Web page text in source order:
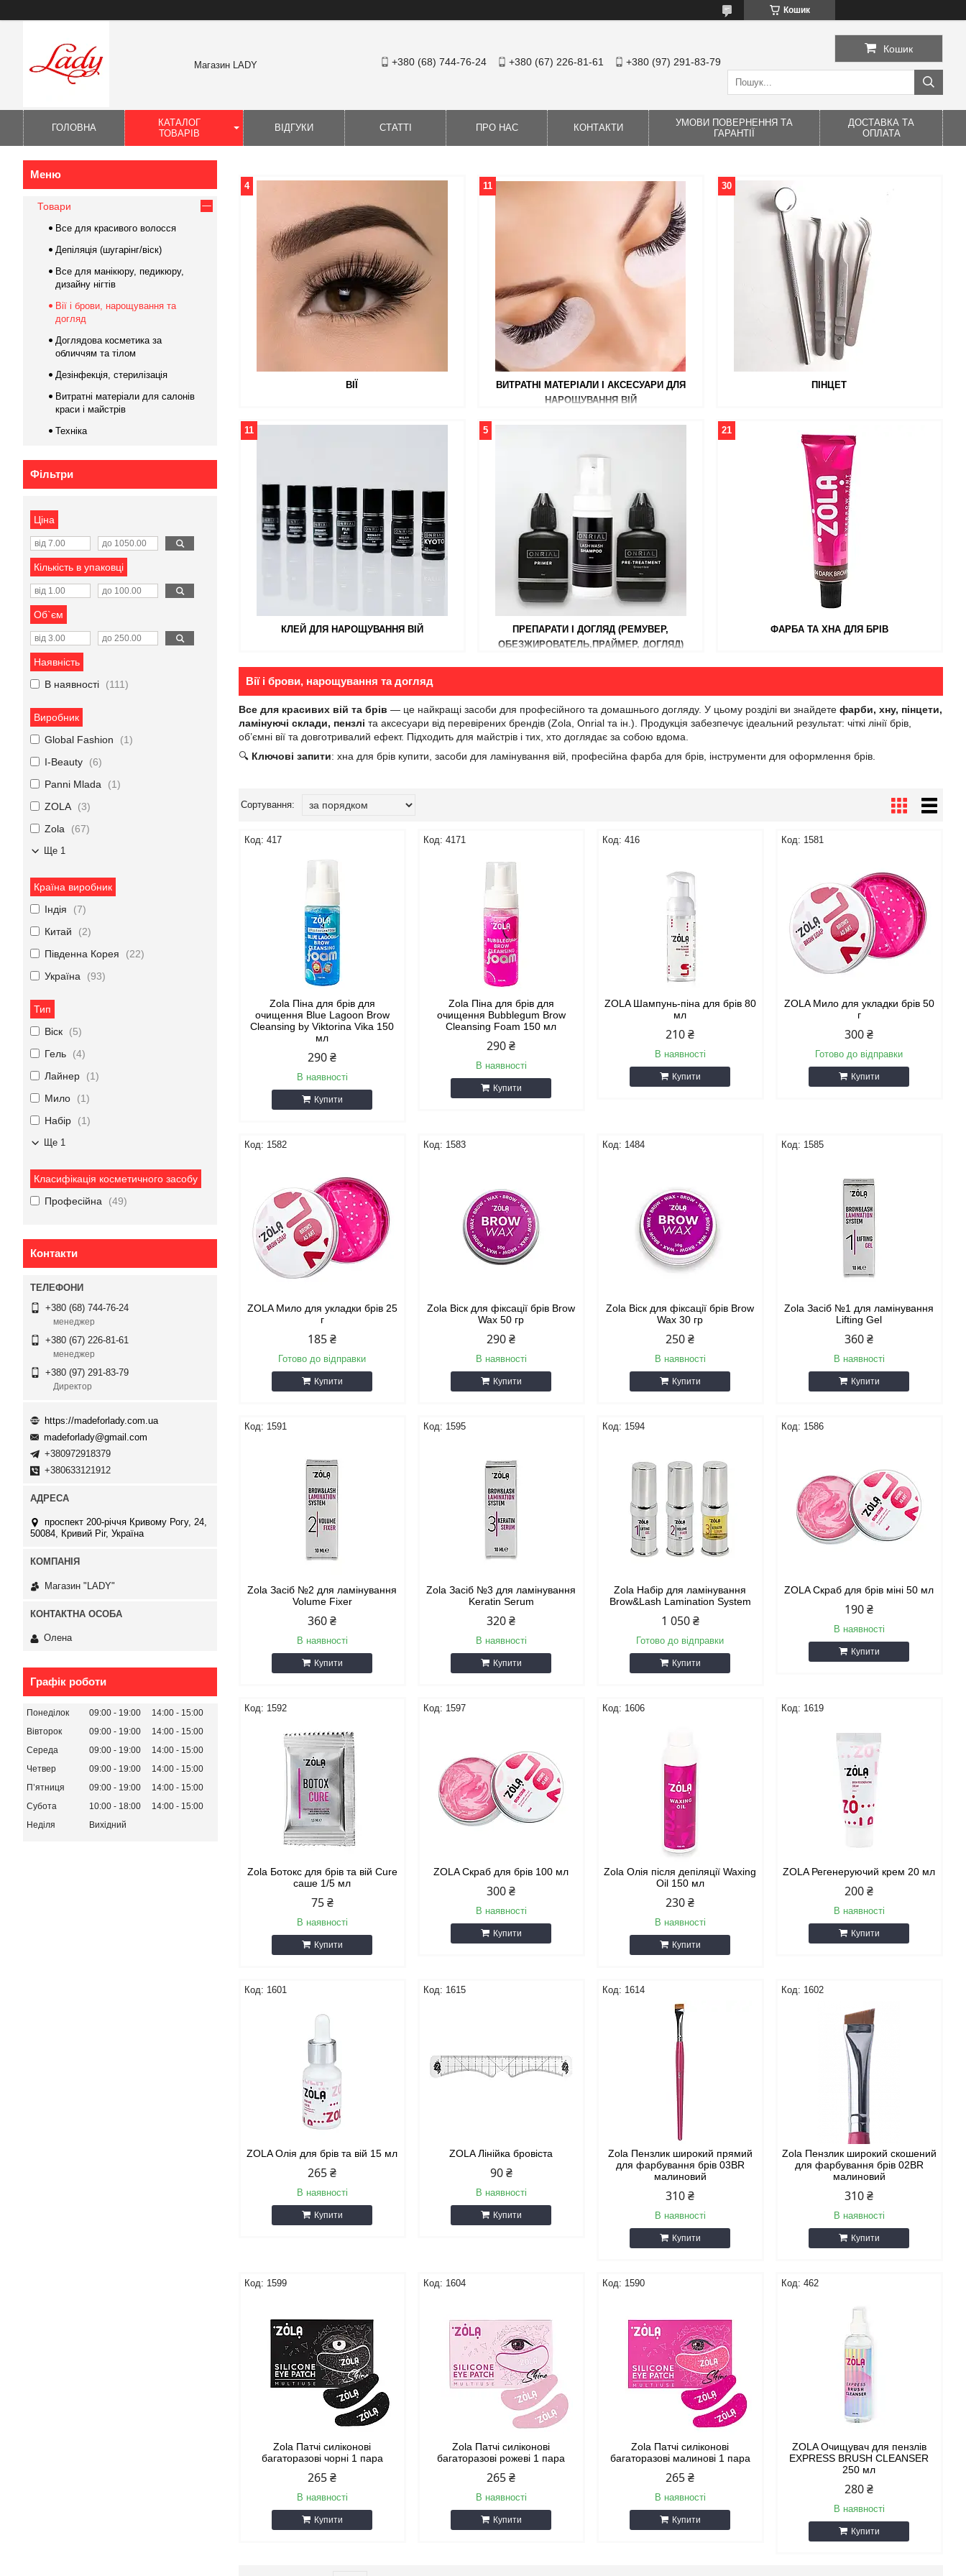
Кошик
Магазин LADY +380 (68) 744-76-24 +380 (67) 226-81-61 +380 (97) 291-83-79
Кошик
ГОЛОВНА
КАТАЛОГ
ТОВАРІВ
ВІДГУКИ СТАТТІ ПРО НАС КОНТАКТИ
УМОВИ ПОВЕРНЕННЯ ТА
ГАРАНТІЇ
ДОСТАВКА ТА
ОПЛАТА
ВІЇ
4
ВИТРАТНІ МАТЕРІАЛИ І АКСЕСУАРИ ДЛЯ
НАРОЩУВАННЯ ВІЙ
11
ПІНЦЕТ
30
КЛЕЙ ДЛЯ НАРОЩУВАННЯ ВІЙ
11
ПРЕПАРАТИ І ДОГЛЯД (РЕМУВЕР,
ОБЕЗЖИРОВАТЕЛЬ,ПРАЙМЕР, ДОГЛЯД)
5
ФАРБА ТА ХНА ДЛЯ БРІВ
21
Вії і брови, нарощування та догляд
Все для красивих вій та брів — це найкращі засоби для професійного та домашнього догляду. У цьому розділі ви знайдете фарби, хну, пінцети,
ламінуючі склади, пензлі та аксесуари від перевірених брендів (Zola, Onrial та ін.). Продукція забезпечує ідеальний результат: чіткі лінії брів,
об’ємні вії та довготривалий ефект. Підходить для майстрів і тих, хто доглядає за собою вдома.
🔍 Ключові запити: хна для брів купити, засоби для ламінування вій, професійна фарба для брів, інструменти для оформлення брів.
417
Zola Піна для брів для
очищення Blue Lagoon Brow
Cleansing by Viktorina Vika 150
мл
290 ₴
В наявності
Купити
4171
Zola Піна для брів для
очищення Bubblegum Brow
Cleansing Foam 150 мл
290 ₴
В наявності
Купити
416
ZOLA Шампунь-піна для брів 80
мл
210 ₴
В наявності
Купити
1581
ZOLA Мило для укладки брів 50
г
300 ₴
Готово до відправки
Купити
1582
ZOLA Мило для укладки брів 25
г
185 ₴
Готово до відправки
Купити
1583
Zola Віск для фіксації брів Brow
Wax 50 гр
290 ₴
В наявності
Купити
1484
Zola Віск для фіксації брів Brow
Wax 30 гр
250 ₴
В наявності
Купити
1585
Zola Засіб №1 для ламінування
Lifting Gel
360 ₴
В наявності
Купити
1591
Zola Засіб №2 для ламінування
Volume Fixer
360 ₴
В наявності
Купити
1595
Zola Засіб №3 для ламінування
Keratin Serum
320 ₴
В наявності
Купити
1594
Zola Набір для ламінування
Brow&Lash Lamination System
1 050 ₴
Готово до відправки
Купити
1586
ZOLA Скраб для брів міні 50 мл
190 ₴
В наявності
Купити
1592
Zola Ботокс для брів та вій Cure
саше 1/5 мл
75 ₴
В наявності
Купити
1597
ZOLA Скраб для брів 100 мл
300 ₴
В наявності
Купити
1606
Zola Олія після депіляції Waxing
Oil 150 мл
230 ₴
В наявності
Купити
1619
ZOLA Регенеруючий крем 20 мл
200 ₴
В наявності
Купити
1601
ZOLA Олія для брів та вій 15 мл
265 ₴
В наявності
Купити
1615
ZOLA Лінійка бровіста
90 ₴
В наявності
Купити
1614
Zola Пензлик широкий прямий
для фарбування брів 03BR
малиновий
310 ₴
В наявності
Купити
1602
Zola Пензлик широкий скошений
для фарбування брів 02BR
малиновий
310 ₴
В наявності
Купити
1599
Zola Патчі силіконові
багаторазові чорні 1 пара
265 ₴
В наявності
Купити
1604
Zola Патчі силіконові
багаторазові рожеві 1 пара
265 ₴
В наявності
Купити
1590
Zola Патчі силіконові
багаторазові малинові 1 пара
265 ₴
В наявності
Купити
462
ZOLA Очищувач для пензлів
EXPRESS BRUSH CLEANSER
250 мл
280 ₴
В наявності
Купити
Товари
Все для красивого волосся
Депіляція (шугарінг/віск)
Все для манікюру, педикюру,
дизайну нігтів
Вії і брови, нарощування та
догляд
Доглядова косметика за
обличчям та тілом
Дезінфекція, стерилізація
Витратні матеріали для салонів
краси і майстрів
Техніка
Фільтри
Ціна
Кількість в упаковці
Об`єм
Наявність
В наявності
111
Виробник
Global Fashion
1
I-Beauty
6
Panni Mlada
1
ZOLA
3
Zola
67
Ще 1
Країна виробник
Індія
7
Китай
2
Південна Корея
22
Україна
93
Тип
Віск
5
Гель
4
Лайнер
1
Мило
1
Набір
1
Ще 1
Класифікація косметичного засобу
Професійна
49
Контакти
+380 (68) 744-76-24
менеджер
+380 (67) 226-81-61
менеджер
+380 (97) 291-83-79
Директор
https://madeforlady.com.ua
madeforlady@gmail.com
+380972918379
+380633121912
проспект 200-річчя Кривому Рогу, 24,
50084, Кривий Ріг, Україна
Магазин "LADY"
Олена
Графік роботи
Понеділок 09:00 19:00 14:00
15:00
Вівторок
09:00 19:00 14:00
15:00
Середа
09:00 19:00 14:00
15:00
Четвер
09:00 19:00 14:00
15:00
Пʼятниця
09:00 19:00 14:00
15:00
Субота
10:00 18:00 14:00
15:00
Неділя
Вихідний